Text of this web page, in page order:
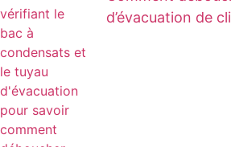
d’évacuation de